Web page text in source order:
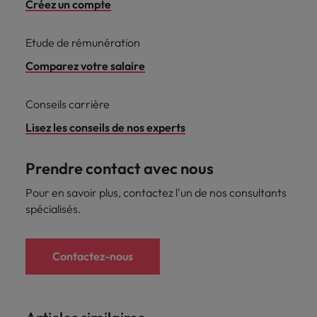
Créez un compte
Etude de rémunération
Comparez votre salaire
Conseils carrière
Lisez les conseils de nos experts
Prendre contact avec nous
Pour en savoir plus, contactez l'un de nos consultants
spécialisés.
Contactez-nous